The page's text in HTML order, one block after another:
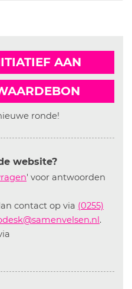
AAN
ronde!
website?
' voor antwoorden
contact op via (0255)
.